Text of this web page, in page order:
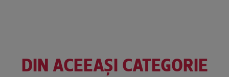
DIN ACEEAȘI CATEGORIE